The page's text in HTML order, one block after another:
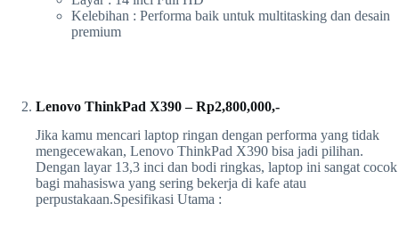
Kelebihan : Performa baik untuk multitasking dan desain
premium
Lenovo ThinkPad X390 – Rp2,800,000,-
Jika kamu mencari laptop ringan dengan performa yang tidak
mengecewakan, Lenovo ThinkPad X390 bisa jadi pilihan.
Dengan layar 13,3 inci dan bodi ringkas, laptop ini sangat cocok
bagi mahasiswa yang sering bekerja di kafe atau
perpustakaan.Spesifikasi Utama :